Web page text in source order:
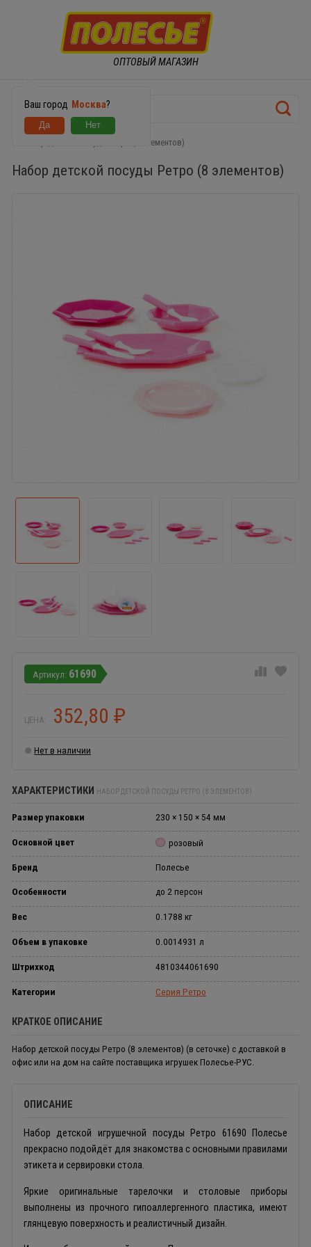
ОПТОВЫЙ МАГАЗИН
Ваш город Москва?
Набор детской посуды Ретро (8 элементов)
Набор детской посуды Ретро (8 элементов)
61690
ЦЕНА: 352,80 ₽
Нет в наличии
ХАРАКТЕРИСТИКИ НАБОР ДЕТСКОЙ ПОСУДЫ РЕТРО (8 ЭЛЕМЕНТОВ)
Размер упаковки 230 × 150 × 54 мм
Основной цвет розовый
Бренд Полесье
Особенности до 2 персон
Вес 0.1788 кг
Объем в упаковке 0.0014931 л
Штрихкод 4810344061690
Категории Серия Ретро
КРАТКОЕ ОПИСАНИЕ
Набор детской посуды Ретро (8 элементов) (в сеточке) с доставкой в
офис или на дом на сайте поставщика игрушек Полесье-РУС.
ОПИСАНИЕ
Набор детской игрушечной посуды Ретро 61690 Полесье
прекрасно подойдёт для знакомства с основными правилами
этикета и сервировки стола.
Яркие оригинальные тарелочки и столовые приборы
выполнены из прочного гипоаллергенного пластика, имеют
глянцевую поверхность и реалистичный дизайн.